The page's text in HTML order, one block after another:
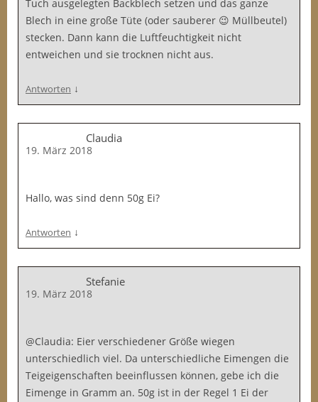
Tuch ausgelegten Backblech setzen und das ganze
Blech in eine große Tüte (oder sauberer 😉 Müllbeutel)
stecken. Dann kann die Luftfeuchtigkeit nicht
entweichen und sie trocknen nicht aus.
Antworten ↓
Claudia
19. März 2018
Hallo, was sind denn 50g Ei?
Antworten ↓
Stefanie
19. März 2018
@Claudia: Eier verschiedener Größe wiegen
unterschiedlich viel. Da unterschiedliche Eimengen die
Teigeigenschaften beeinflussen können, gebe ich die
Eimenge in Gramm an. 50g ist in der Regel 1 Ei der